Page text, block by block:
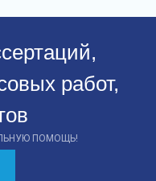
работ,
ПОМОЩЬ!